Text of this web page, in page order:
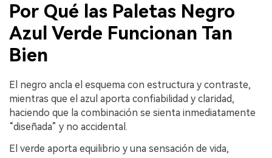
Por Qué las Paletas Negro
Azul Verde Funcionan Tan
Bien
El negro ancla el esquema con estructura y contraste,
mientras que el azul aporta confiabilidad y claridad,
haciendo que la combinación se sienta inmediatamente
“diseñada” y no accidental.
El verde aporta equilibrio y una sensación de vida,